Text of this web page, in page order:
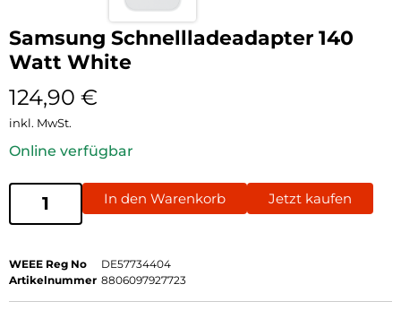
Samsung Schnellladeadapter 140
Watt White
124,90 €
inkl. MwSt.
Online verfügbar
In den Warenkorb Jetzt kaufen
WEEE Reg No
DE57734404
Artikelnummer 8806097927723